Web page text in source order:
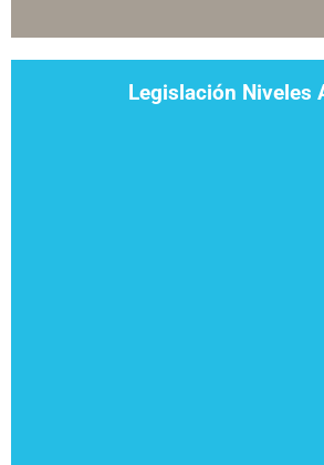
Legislación Niveles